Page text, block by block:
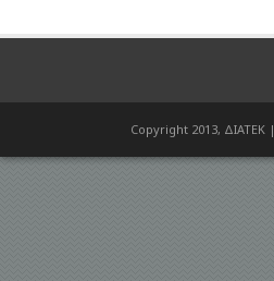
Copyright 2013, ΔΙΑΤΕΚ |